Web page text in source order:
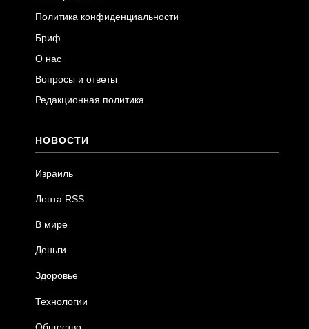
Политика конфиденциальности
Бриф
О нас
Вопросы и ответы
Редакционная политика
НОВОСТИ
Израиль
Лента RSS
В мире
Деньги
Здоровье
Технологии